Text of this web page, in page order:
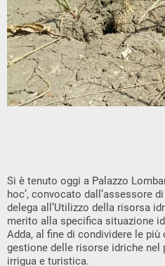
Si è tenuto oggi a Palazzo
hoc’, convocato dall’assessore
delega all’Utilizzo della risorsa
merito alla specifica situazione
Adda, al fine di condividere le
gestione delle risorse idriche nel
irrigua e turistica.